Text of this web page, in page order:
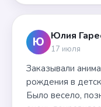
Ю Юлия
17 июля
Заказывали
рождения в
Было весело,